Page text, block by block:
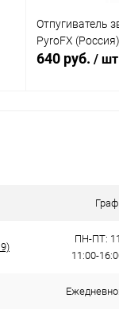
Отпугиватель
PyroFX (Россия)
640 руб. / шт
ПН-ПТ:
11:00-